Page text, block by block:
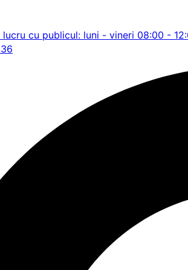
lucru cu publicul: luni - vineri 08:00 -